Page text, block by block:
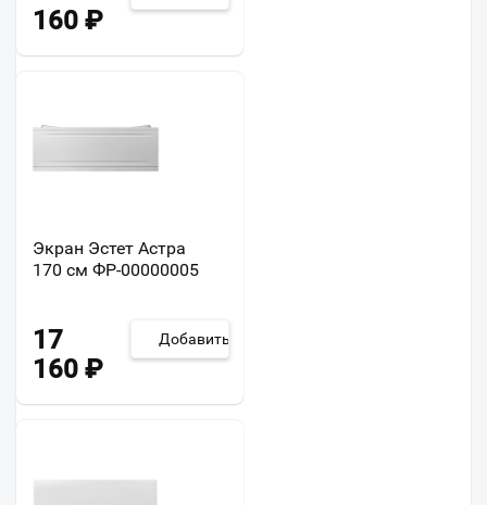
160 ₽
Экран Эстет Астра
170 см ФР-00000005
17
160 ₽
Добавить